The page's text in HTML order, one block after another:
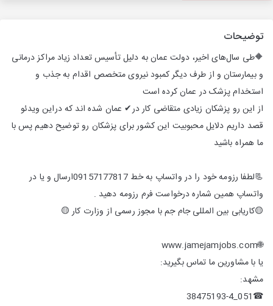
توضیحات
🔶طی سال‌های اخیر، دولت عمان به دلیل تأسیس تعداد زیاد مراکز درمانی
و بیمارستان و از طرف دیگر کمبود نیروی متخصص اقدام به جذب و
استخدام پزشک در عمان کرده است
از این رو پزشکان زیادی متقاضی کار در✔ عمان شده اند که دراین ویدئو
قصد داریم دلایل محبوبیت این کشور برای پزشکان رو توضیح دهیم پس با
ما همراه باشید
📃لطفا رزومه خود را در واتساپ به خط 09157177817ارسال و یا در
واتساپ همین شماره درخواست فرم رزومه دهید .
🟡کاریابی بین المللی جام جم با مجوز رسمی از وزارت کار 🟡
🌐www.jamejamjobs.com
یا با مشاورین ما تماس بگیرید:
مشهد:
☎051_38475193-4